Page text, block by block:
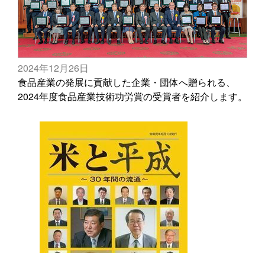
2024年12月26日
食品産業の発展に貢献した企業・団体へ贈られる、
2024年度食品産業技術功労賞の受賞者を紹介します。